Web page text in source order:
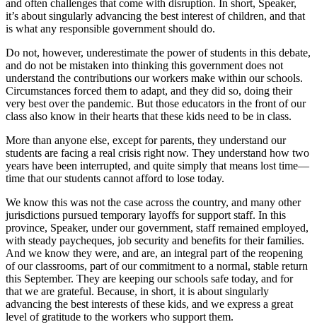
and often challenges that come with disruption. In short, Speaker,
it’s about singularly advancing the best interest of children, and that
is what any responsible government should do.
Do not, however, underestimate the power of students in this debate,
and do not be mistaken into thinking this government does not
understand the contributions our workers make within our schools.
Circumstances forced them to adapt, and they did so, doing their
very best over the pandemic. But those educators in the front of our
class also know in their hearts that these kids need to be in class.
More than anyone else, except for parents, they understand our
students are facing a real crisis right now. They understand how two
years have been interrupted, and quite simply that means lost time—
time that our students cannot afford to lose today.
We know this was not the case across the country, and many other
jurisdictions pursued temporary layoffs for support staff. In this
province, Speaker, under our government, staff remained employed,
with steady paycheques, job security and benefits for their families.
And we know they were, and are, an integral part of the reopening
of our classrooms, part of our commitment to a normal, stable return
this September. They are keeping our schools safe today, and for
that we are grateful. Because, in short, it is about singularly
advancing the best interests of these kids, and we express a great
level of gratitude to the workers who support them.